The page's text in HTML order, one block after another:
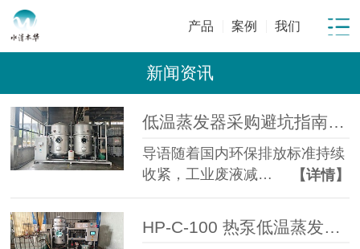
产品 案例 我们
新闻资讯
低温蒸发器采购避坑指南：工业废水蒸发设备选型10大坑
导语随着国内环保排放标准持续
收紧，工业废液减…
【详情】